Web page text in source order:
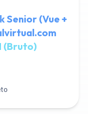
Senior (Vue +
(Bruto)